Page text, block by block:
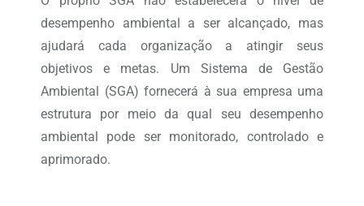
desempenho ambiental a ser alcançado, mas
ajudará cada organização a atingir seus
objetivos e metas. Um Sistema de Gestão
Ambiental (SGA) fornecerá à sua empresa uma
estrutura por meio da qual seu desempenho
ambiental pode ser monitorado, controlado e
aprimorado.